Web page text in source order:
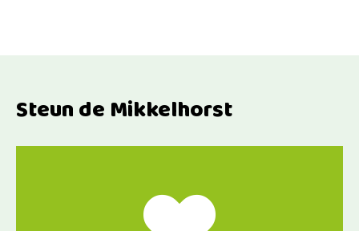
Steun de Mikkelhorst